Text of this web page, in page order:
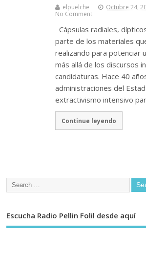
elpuelche Octubre 24,
No Comment
Cápsulas radiales,
parte de los materiales
realizando para potenciar
más allá de los discursos
candidaturas. Hace 40
administraciones del
extractivismo intensivo
Continue leyendo
Escucha Radio Pellin Folil desde aquí